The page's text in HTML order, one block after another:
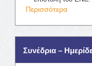
Περισσότερα
Συνέδρια –